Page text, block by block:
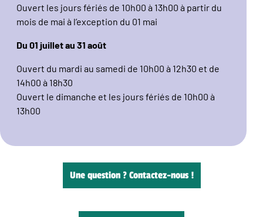
Ouvert les jours fériés de 10h00 à 13h00 à partir du
mois de mai à l’exception du 01 mai
Du 01 juillet au 31 août
Ouvert du mardi au samedi de 10h00 à 12h30 et de
14h00 à 18h30
Ouvert le dimanche et les jours fériés de 10h00 à
13h00
Une question ? Contactez-nous !